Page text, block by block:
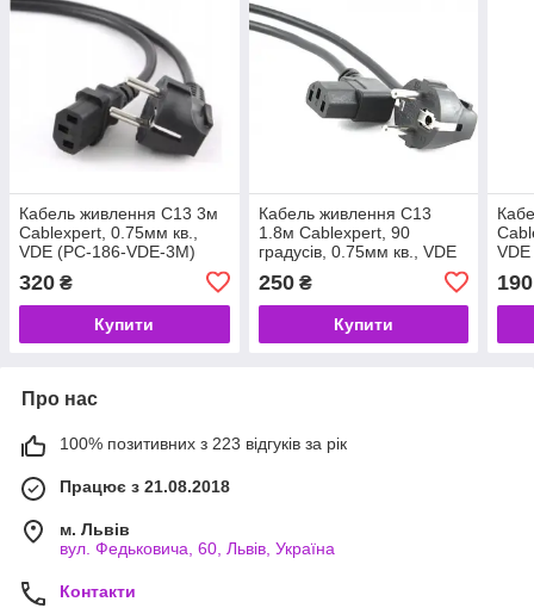
Кабель живлення C13 3м
Cablexpert, 0.75мм кв.,
VDE (PC-186-VDE-3M)
320 ₴
Купити
Кабель живлення C13
1.8м Cablexpert, 90
градусів, 0.75мм кв., VDE
59573)
250₴
Купити
190
Про нас
100% позитивних з 223 відгуків за рік
Працює з 21.08.2018
м. Львів
вул. Федьковича, 60, Львів, Україна
Контакти